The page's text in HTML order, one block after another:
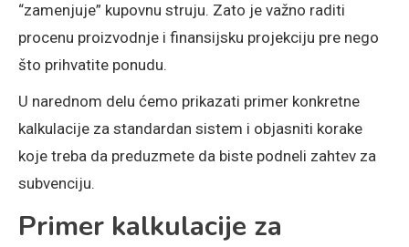
“zamenjuje” kupovnu struju. Zato je važno raditi
procenu proizvodnje i finansijsku projekciju pre nego
što prihvatite ponudu.
U narednom delu ćemo prikazati primer konkretne
kalkulacije za standardan sistem i objasniti korake
koje treba da preduzmete da biste podneli zahtev za
subvenciju.
Primer kalkulacije za